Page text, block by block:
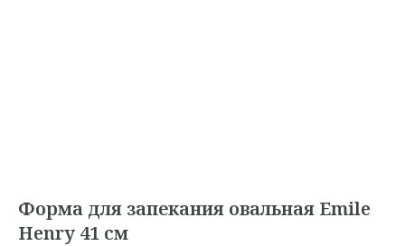
Форма для запекания овальная Emile
Henry 41 см